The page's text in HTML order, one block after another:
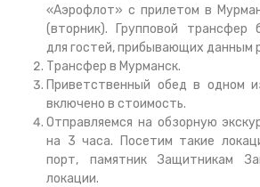
«Аэрофлот» с прилетом в
(вторник). Групповой трансфер
для гостей, прибывающих данным
Трансфер в Мурманск.
Приветственный обед в одном
включено в стоимость.
Отправляемся на обзорную
на 3 часа. Посетим такие
порт, памятник Защитникам
локации.